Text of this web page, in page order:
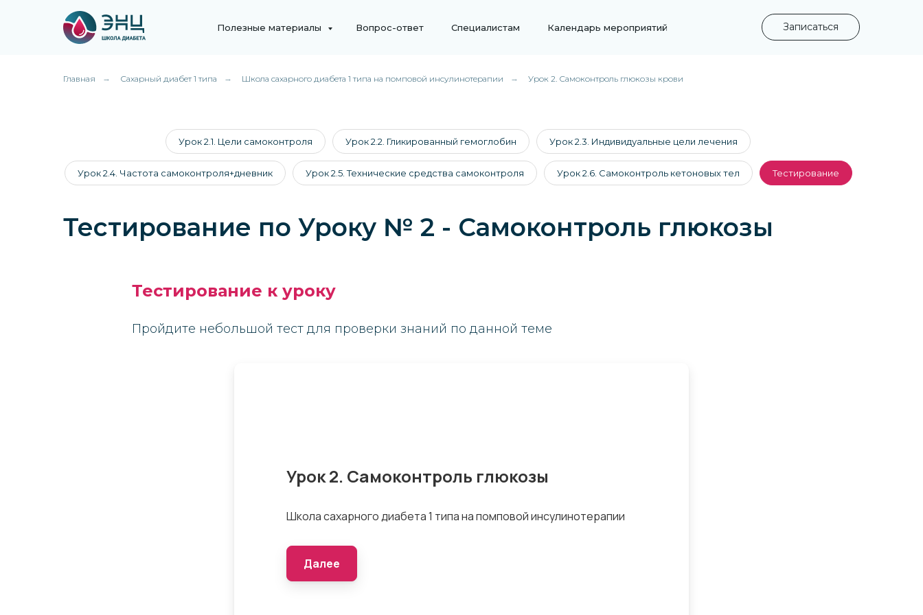
Полезные материалы Вопрос-ответ Специалистам Календарь мероприятий Записаться
Главная → Сахарный диабет 1 типа → Школа сахарного диабета 1 типа на помповой инсулинотерапии → Урок 2. Самоконтроль глюкозы крови
Урок 2.1. Цели самоконтроля Урок 2.2. Гликированный гемоглобин Урок 2.3. Индивидуальные цели лечения
Урок 2.4. Частота самоконтроля+дневник Урок 2.5. Технические средства самоконтроля Урок 2.6. Самоконтроль кетоновых тел Тестирование
Тестирование по Уроку № 2 - Самоконтроль глюкозы
Тестирование к уроку
Пройдите небольшой тест для проверки знаний по данной теме